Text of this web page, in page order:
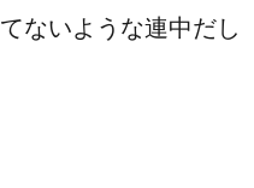
ないような連中だし